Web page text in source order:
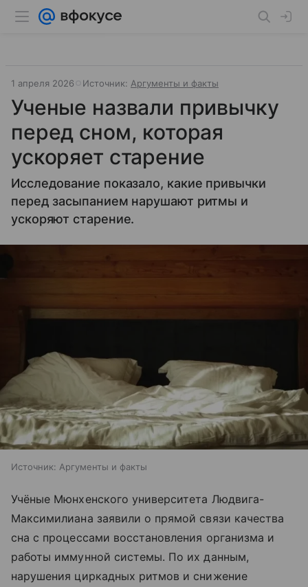
1 апреля 2026 Источник: Аргументы и факты
Ученые назвали привычку
перед сном, которая
ускоряет старение
Исследование показало, какие привычки
перед засыпанием нарушают ритмы и
ускоряют старение.
Источник: Аргументы и факты
Учёные Мюнхенского университета Людвига-
Максимилиана заявили о прямой связи качества
сна с процессами восстановления организма и
работы иммунной системы. По их данным,
нарушения циркадных ритмов и снижение